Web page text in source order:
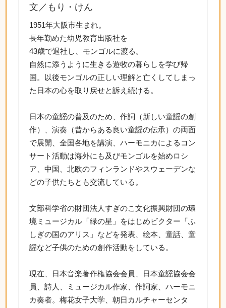
文／もり・けん
1951年大阪市生まれ。
長年勤めた幼児教育出版社を
43歳で退社し、モンゴルに渡る。
自然に添うように生きる遊牧の暮らしを学び帰
国。以後モンゴルの正しい理解と亡くしてしまっ
た日本の心を取り戻せと訴え続ける。
日本の童謡の普及のため、作詞（新しい童謡の創
作）、演奏（昔からある良い童謡の伝承）の両面
で展開、全国各地を講演、ハーモニカによるコン
サート活動は海外にも及びモンゴルを始めロシ
ア、中国、北欧のフィンランドやスウェーデンな
どの子供たちとも交流している。
文部科学省の財団法人すぎのこ文化振興財団の環
境ミュージカル「緑の星」をはじめビクター「ふ
しぎの国のアリス」などを発表、絵本、童話、童
謡など子供のための創作活動をしている。
現在、日本音楽著作権協会会員、日本童謡協会会
員、詩人、ミュージカル作家、作詞家、ハーモニ
カ奏者。梅花女子大学、朝日カルチャーセンタ